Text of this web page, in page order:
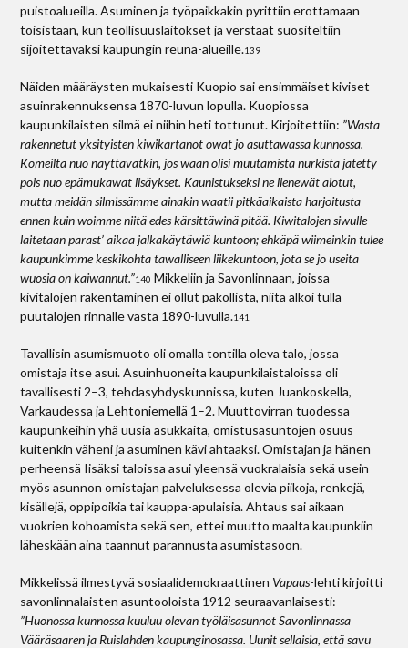
puistoalueilla. Asuminen ja työpaikkakin pyrittiin erottamaan
toisistaan, kun teollisuuslaitokset ja verstaat suositeltiin
sijoitettavaksi kaupungin reuna-alueille.139
Näiden määräysten mukaisesti Kuopio sai ensimmäiset kiviset
asuinrakennuksensa 1870-luvun lopulla. Kuopiossa
kaupunkilaisten silmä ei niihin heti tottunut. Kirjoitettiin: ”Wasta
rakennetut yksityisten kiwikartanot owat jo asuttawassa kunnossa.
Komeilta nuo näyttävätkin, jos waan olisi muutamista nurkista jätetty
pois nuo epämukawat lisäykset. Kaunistukseksi ne lienewät aiotut,
mutta meidän silmissämme ainakin waatii pitkäaikaista harjoitusta
ennen kuin woimme niitä edes kärsittäwinä pitää. Kiwitalojen siwulle
laitetaan parast’ aikaa jalkakäytäwiä kuntoon; ehkäpä wiimeinkin tulee
kaupunkimme keskikohta tawalliseen liikekuntoon, jota se jo useita
wuosia on kaiwannut.”140 Mikkeliin ja Savonlinnaan, joissa
kivitalojen rakentaminen ei ollut pakollista, niitä alkoi tulla
puutalojen rinnalle vasta 1890-luvulla.141
Tavallisin asumismuoto oli omalla tontilla oleva talo, jossa
omistaja itse asui. Asuinhuoneita kaupunkilaistaloissa oli
tavallisesti 2–3, tehdasyhdyskunnissa, kuten Juankoskella,
Varkaudessa ja Lehtoniemellä 1–2. Muuttovirran tuodessa
kaupunkeihin yhä uusia asukkaita, omistusasuntojen osuus
kuitenkin väheni ja asuminen kävi ahtaaksi. Omistajan ja hänen
perheensä Iisäksi taloissa asui yleensä vuokralaisia sekä usein
myös asunnon omistajan palveluksessa olevia piikoja, renkejä,
kisällejä, oppipoikia tai kauppa-apulaisia. Ahtaus sai aikaan
vuokrien kohoamista sekä sen, ettei muutto maalta kaupunkiin
läheskään aina taannut parannusta asumistasoon.
Mikkelissä ilmestyvä sosiaalidemokraattinen Vapaus-lehti kirjoitti
savonlinnalaisten asunto­oloista 1912 seuraavanlaisesti:
”Huonossa kunnossa kuuluu olevan työläisasunnot Savonlinnassa
Vääräsaaren ja Ruislahden kaupunginosassa. Uunit sellaisia, että savu